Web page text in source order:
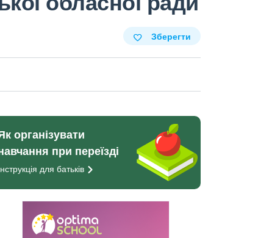
Зберегти
організувати
при переїзді
для батьків